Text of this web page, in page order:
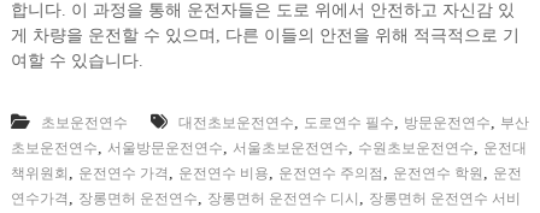
합니다. 이 과정을 통해 운전자들은 도로 위에서 안전하고 자신감 있
게 차량을 운전할 수 있으며, 다른 이들의 안전을 위해 적극적으로 기
여할 수 있습니다.
초보운전연수 대전초보운전연수, 도로연수 필수, 방문운전연수, 부산
초보운전연수, 서울방문운전연수, 서울초보운전연수, 수원초보운전연수, 운전대
책위원회 , 운전연수 가격 , 운전연수 비용, 운전연수 주의점 , 운전연수 학원 , 운전
연수가격 , 장롱면허 운전연수, 장롱면허 운전연수 디시 , 장롱면허 운전연수 서비